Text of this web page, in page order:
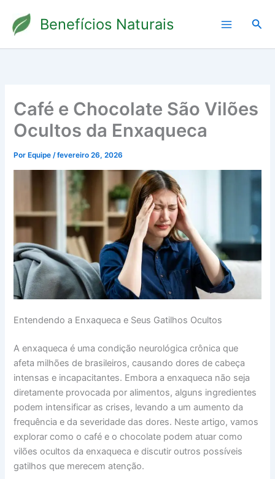
para
conteúdo
Benefícios Naturais
Café e Chocolate São Vilões
Ocultos da Enxaqueca
Por Equipe/fevereiro 26, 2026
Entendendo a Enxaqueca e Seus Gatilhos Ocultos
A enxaqueca é uma condição neurológica crônica que
afeta milhões de brasileiros, causando dores de cabeça
intensas e incapacitantes. Embora a enxaqueca não seja
diretamente provocada por alimentos, alguns ingredientes
podem intensificar as crises, levando a um aumento da
frequência e da severidade das dores. Neste artigo, vamos
explorar como o café e o chocolate podem atuar como
vilões ocultos da enxaqueca e discutir outros possíveis
gatilhos que merecem atenção.